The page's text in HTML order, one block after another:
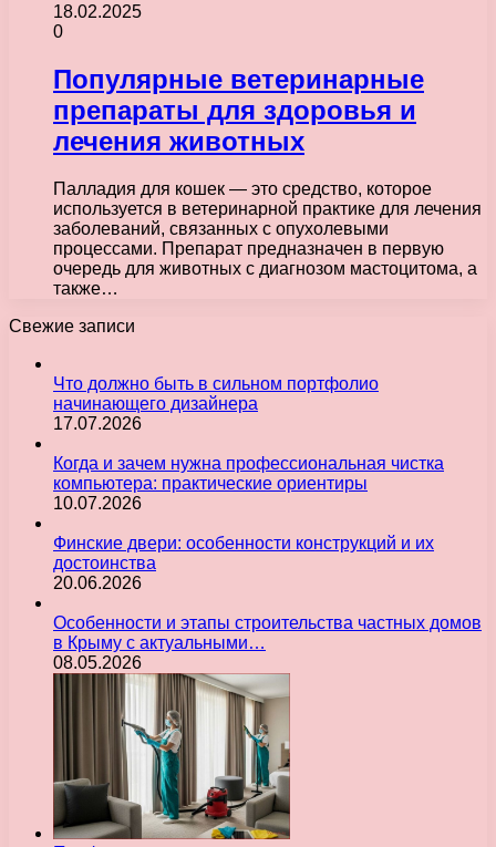
18.02.2025
0
Популярные ветеринарные
препараты для здоровья и
лечения животных
Палладия для кошек — это средство, которое
используется в ветеринарной практике для лечения
заболеваний, связанных с опухолевыми
процессами. Препарат предназначен в первую
очередь для животных с диагнозом мастоцитома, а
также…
Свежие записи
Что должно быть в сильном портфолио
начинающего дизайнера
17.07.2026
Когда и зачем нужна профессиональная чистка
компьютера: практические ориентиры
10.07.2026
Финские двери: особенности конструкций и их
достоинства
20.06.2026
Особенности и этапы строительства частных домов
в Крыму с актуальными…
08.05.2026